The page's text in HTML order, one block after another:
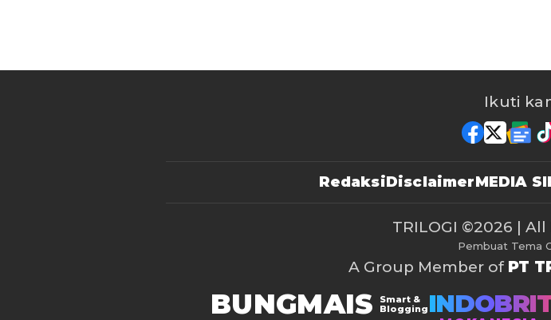
Ikuti
RedaksiDisclaimerMEDIA
TRILOGI ©2026 | All
Pembuat Tema
A Group Member of PT
BUNGMAIS
Smart &
Blogging